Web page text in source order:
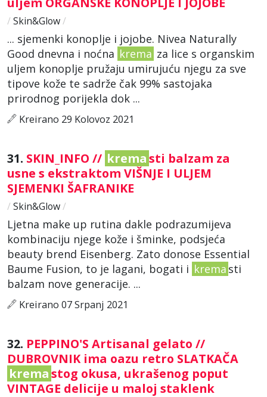
/ Skin&Glow/
... sjemenki konoplje i jojobe. Nivea Naturally
Good dnevna i noćna krema za lice s organskim
uljem konoplje pružaju umirujuću njegu za sve
tipove kože te sadrže čak 99% sastojaka
prirodnog porijekla dok ...
Kreirano 29 Kolovoz 2021
31. SKIN_INFO // kremasti balzam za
usne s ekstraktom VIŠNJE I ULJEM
SJEMENKI ŠAFRANIKE
/ Skin&Glow/
Ljetna make up rutina dakle podrazumijeva
kombinaciju njege kože i šminke, podsjeća
beauty brend Eisenberg. Zato donose Essential
Baume Fusion, to je lagani, bogati i krema sti
balzam nove generacije. ...
Kreirano 07 Srpanj 2021
32. PEPPINO'S Artisanal gelato //
DUBROVNIK ima oazu retro SLATKAČA
kremastog okusa, ukrašenog poput
VINTAGE delicije u maloj staklenk